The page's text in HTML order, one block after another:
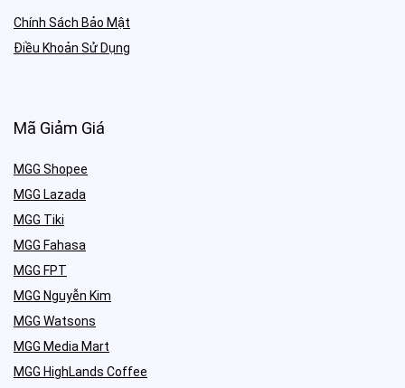
Chính Sách Bảo Mật
Điều Khoản Sử Dụng
Mã Giảm Giá
MGG Shopee
MGG Lazada
MGG Tiki
MGG Fahasa
MGG FPT
MGG Nguyễn Kim
MGG Watsons
MGG Media Mart
MGG HighLands Coffee